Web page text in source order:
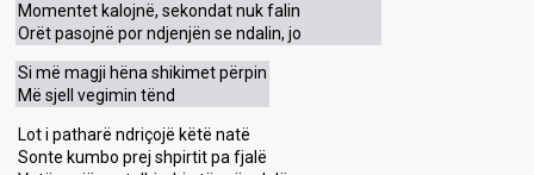
Momentet kalojnë, sekondat nuk falin
Orët pasojnë por ndjenjën se ndalin, jo
Si më magji hëna shikimet përpin
Më sjell vegimin tënd
Lot i patharë ndriçojë këtë natë
Sonte kumbo prej shpirtit pa fjalë